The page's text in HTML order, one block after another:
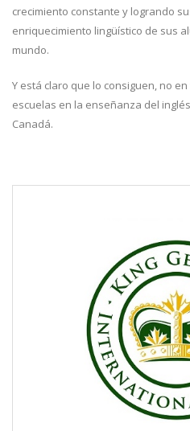
crecimiento constante y logrando
enriquecimiento lingüístico de sus
mundo.
Y está claro que lo consiguen, no
escuelas en la enseñanza del
Canadá.